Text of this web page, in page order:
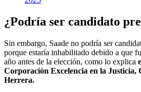
¿Podría ser candidato
Sin embargo, Saade no podría ser
porque estaría inhabilitado debido a que
año antes de la elección, como lo explica
Corporación Excelencia en la Justicia,
Herrera.